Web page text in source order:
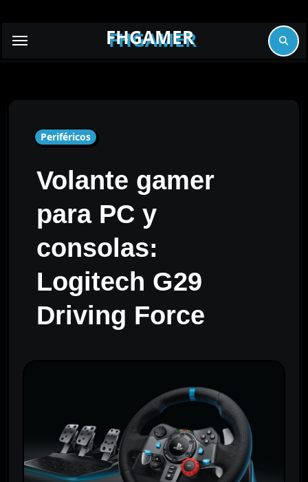
FHGAMER
Periféricos
Volante gamer
para PC y
consolas:
Logitech G29
Driving Force